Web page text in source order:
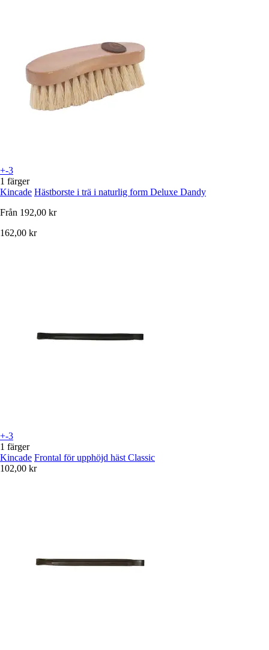
+-3
1 färger
Kincade Hästborste i trä i naturlig form Deluxe Dandy
Från 192,00 kr
162,00 kr
+-3
1 färger
Kincade Frontal för upphöjd häst Classic
102,00 kr